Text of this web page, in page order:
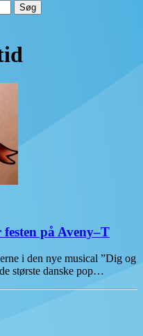
på Aveny–T
i den nye musical ”Dig og
største danske pop…